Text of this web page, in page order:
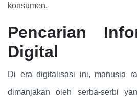
konsumen.
Pencarian
Digital
Di era digitalisasi ini, manusia
dimanjakan oleh serba-serbi